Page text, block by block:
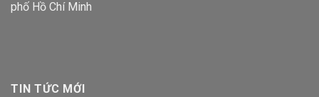
phố Hồ Chí Minh
TIN TỨC MỚI